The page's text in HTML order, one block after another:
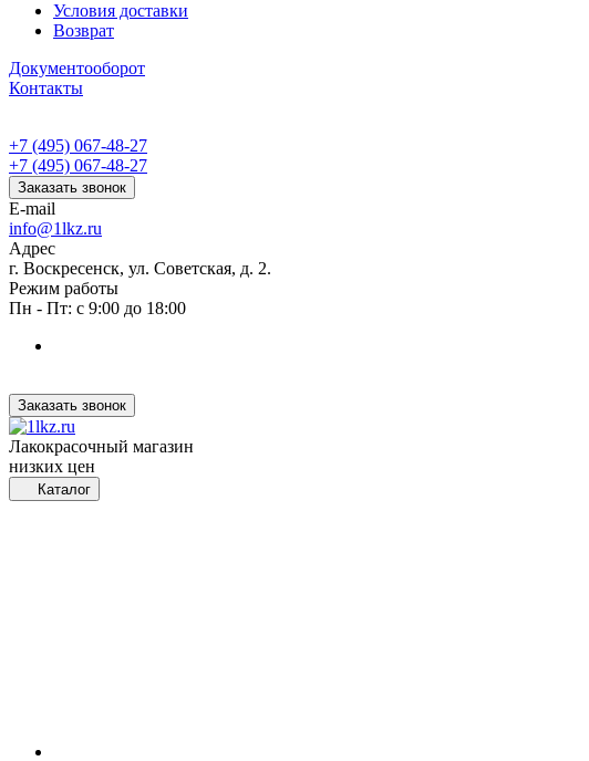
Условия доставки
Возврат
Документооборот
Контакты
+7 (495) 067-48-27
+7 (495) 067-48-27
Заказать звонок
E-mail
info@1lkz.ru
Адрес
г. Воскресенск, ул. Советская, д. 2.
Режим работы
Пн - Пт: с 9:00 до 18:00
Заказать звонок
Лакокрасочный магазин
низких цен
Каталог